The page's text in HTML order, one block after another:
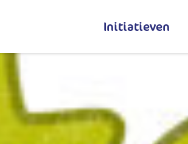
Initiatieven